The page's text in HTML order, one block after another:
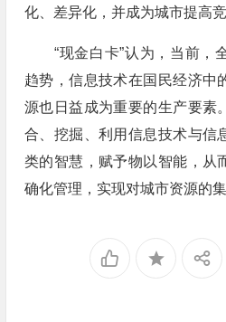
化、差异化，并成为城市提高竞
“现金白卡”认为，当前，
趋势，信息技术在国民经济中
源也日益成为重要的生产要素
合、挖掘、利用信息技术与信
类的智慧，赋予物以智能，从
确化管理，实现对城市资源的集